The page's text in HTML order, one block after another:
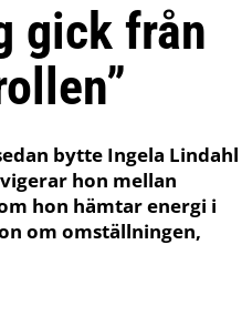
gick från
bytte Ingela Lindahl
hon mellan
hon hämtar energi i
om omställningen,